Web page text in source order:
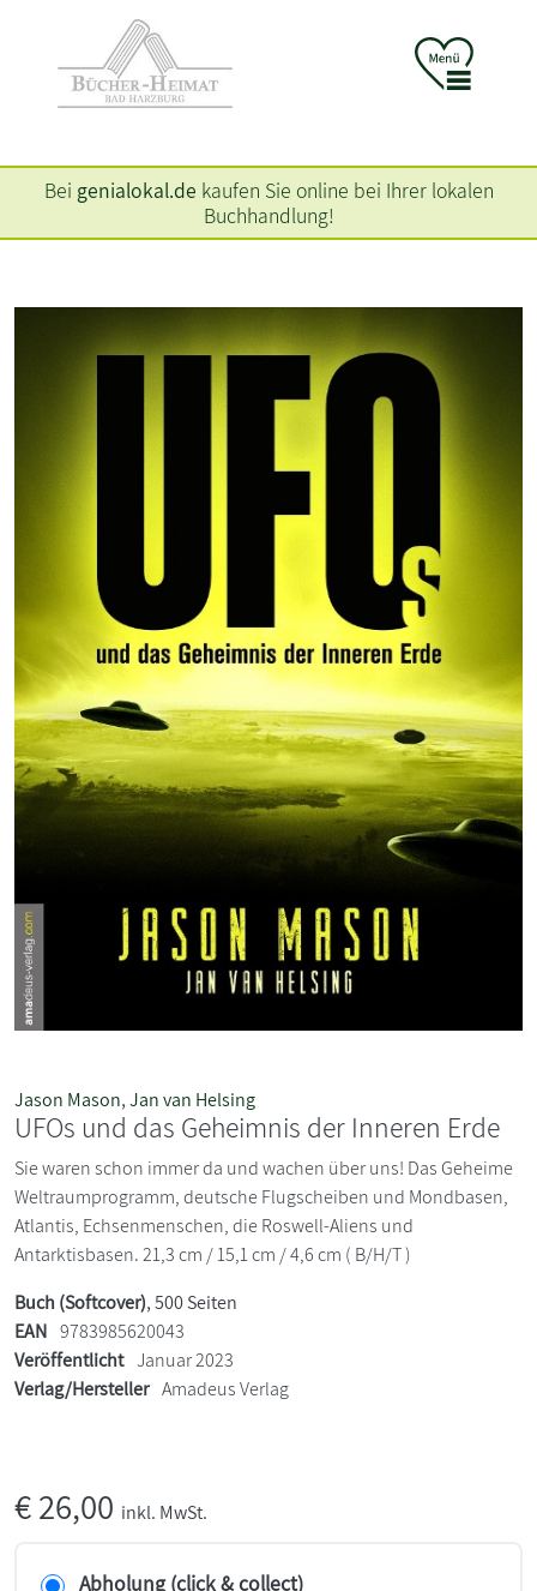
Bei genialokal.de kaufen Sie online bei Ihrer lokalen
Buchhandlung!
Jason Mason,Jan van Helsing
UFOs und das Geheimnis der Inneren Erde
Sie waren schon immer da und wachen über uns! Das Geheime
Weltraumprogramm, deutsche Flugscheiben und Mondbasen,
Atlantis, Echsenmenschen, die Roswell-Aliens und
Antarktisbasen. 21,3 cm / 15,1 cm / 4,6 cm ( B/H/T )
Buch (Softcover), 500 Seiten
EAN 9783985620043
Veröffentlicht Januar 2023
Verlag/Hersteller Amadeus Verlag
€26,00 inkl. MwSt.
Abholung (click & collect)